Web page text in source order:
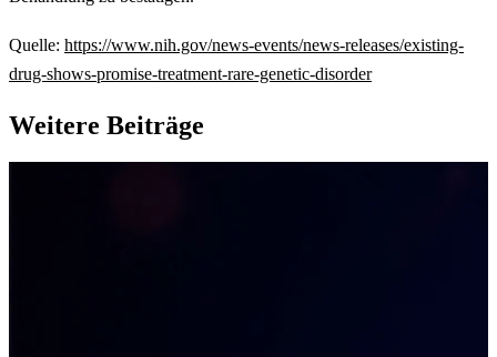
Quelle: https://www.nih.gov/news-events/news-releases/existing-
drug-shows-promise-treatment-rare-genetic-disorder
Weitere Beiträge